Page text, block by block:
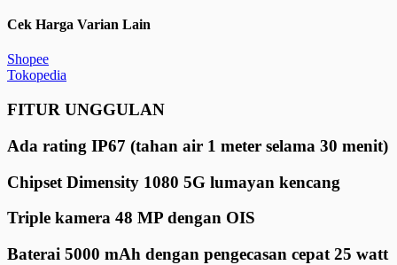
Cek Harga Varian Lain
Shopee
Tokopedia
FITUR UNGGULAN
Ada rating IP67 (tahan air 1 meter selama 30 menit)
Chipset Dimensity 1080 5G lumayan kencang
Triple kamera 48 MP dengan OIS
Baterai 5000 mAh dengan pengecasan cepat 25 watt